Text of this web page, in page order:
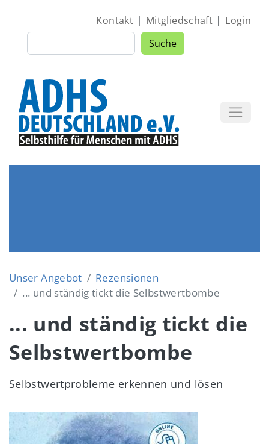
Suche Suche
Kontakt| Mitgliedschaft | Login
Unser Angebot
Rezensionen
... und ständig tickt die Selbstwertbombe
... und ständig tickt die
Selbstwertbombe
Selbstwertprobleme erkennen und lösen
Image